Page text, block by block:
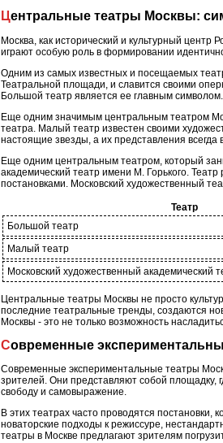
Центральные театры Москвы:
Москва, как исторический и культурный
играют особую роль в формировании
Одним из самых известных и посещаемых
Театральной площади, и славится своими
Большой театр является ее главным символом.
Еще одним значимым центральным театром
театра. Малый театр известен своими
настоящие звезды, а их представления
Еще одним центральным театром, который
академический театр имени М. Горького.
постановками. Московский художественный
Театр
Большой театр
Малый театр
Московский художественный академический
Центральные театры Москвы не просто
последние театральные тренды, создаются
Москвы - это не только возможность
Современные
Современные экспериментальные театры
зрителей. Они представляют собой площадку,
свободу и самовыражение.
В этих театрах часто проводятся
новаторские подходы к режиссуре,
театры в Москве предлагают зрителям